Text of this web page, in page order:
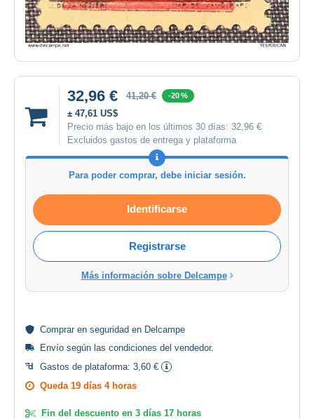
32,96 € 41,20 € -20 %
± 47,61 US$
Precio más bajo en los últimos 30 días: 32,96 €
Excluidos gastos de entrega y plataforma
Para poder comprar, debe iniciar sesión.
Identificarse
Registrarse
Más información sobre Delcampe
Comprar en seguridad en Delcampe
Envío según las condiciones del vendedor.
Gastos de plataforma: 3,60 €
Queda 19 días 4 horas
Fin del descuento en 3 días 17 horas